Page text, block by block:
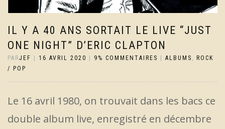
IL Y A 40 ANS SORTAIT LE LIVE “JUST
ONE NIGHT” D’ERIC CLAPTON
PARJEF | 16 AVRIL 2020 | 9% COMMENTAIRES | ALBUMS
ROCK
/ POP
Le 16 avril 1980, on trouvait dans les bacs ce
double album live, enregistré en décembre